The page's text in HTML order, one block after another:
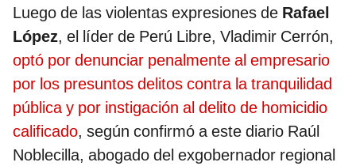
Luego de las violentas expresiones de Rafael
López, el líder de Perú Libre, Vladimir Cerrón,
optó por denunciar penalmente al empresario
por los presuntos delitos contra la tranquilidad
pública y por instigación al delito de homicidio
calificado, según confirmó a este diario Raúl
Noblecilla, abogado del exgobernador regional